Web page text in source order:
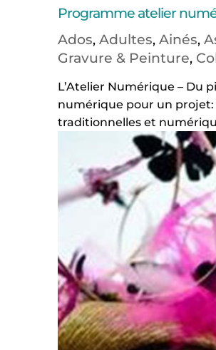
Programme atelier
Ados, Adultes, Ainés,
Gravure & Peinture,
L’Atelier Numérique – Du
numérique pour un
traditionnelles et